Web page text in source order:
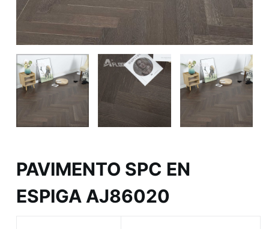
PAVIMENTO SPC EN
ESPIGA AJ86020